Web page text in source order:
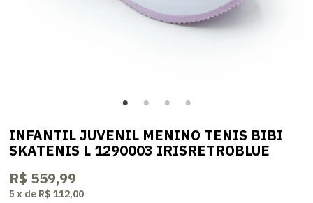
INFANTIL JUVENIL MENINO TENIS BIBI
SKATENIS L 1290003 IRISRETROBLUE
R$ 559,99
5 x de R$ 112,00